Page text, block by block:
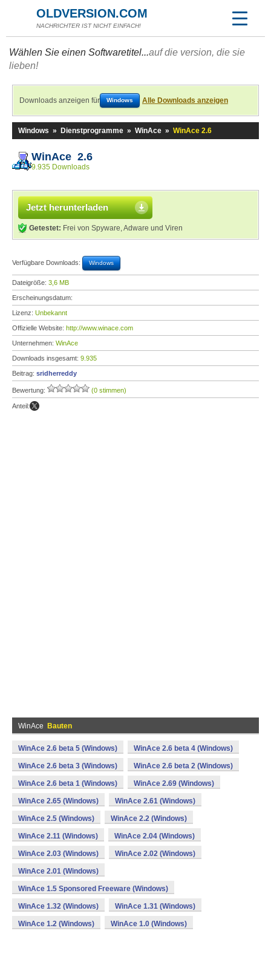
OLDVERSION.COM
NACHRICHTER IST NICHT EINFACH!
Wählen Sie einen Softwaretitel...auf die version, die sie
lieben!
Downloads anzeigen für Windows Alle Downloads anzeigen
Windows » Dienstprogramme » WinAce » WinAce 2.6
WinAce 2.6
9.935 Downloads
Jetzt herunterladen
Getestet: Frei von Spyware, Adware und Viren
Verfügbare Downloads: Windows
Dateigröße: 3,6 MB
Erscheinungsdatum:
Lizenz: Unbekannt
Offizielle Website: http://www.winace.com
Unternehmen: WinAce
Downloads insgesamt: 9.935
Beitrag: sridherreddy
Bewertung: (0 stimmen)
Anteil:
WinAce Bauten
WinAce 2.6 beta 5 (Windows) WinAce 2.6 beta 4 (Windows)
WinAce 2.6 beta 3 (Windows) WinAce 2.6 beta 2 (Windows)
WinAce 2.6 beta 1 (Windows) WinAce 2.69 (Windows)
WinAce 2.65 (Windows) WinAce 2.61 (Windows)
WinAce 2.5 (Windows) WinAce 2.2 (Windows)
WinAce 2.11 (Windows) WinAce 2.04 (Windows)
WinAce 2.03 (Windows) WinAce 2.02 (Windows)
WinAce 2.01 (Windows)
WinAce 1.5 Sponsored Freeware (Windows)
WinAce 1.32 (Windows) WinAce 1.31 (Windows)
WinAce 1.2 (Windows) WinAce 1.0 (Windows)